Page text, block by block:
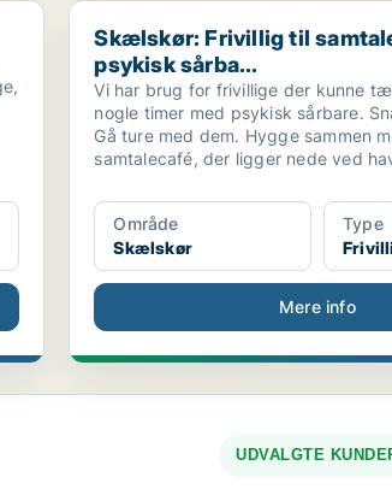
Skælskør: Frivillig til samtaler med
Skælskør: Frivillig til
psykisk sårba...
Vi har brug for frivillige der kunne
nogle timer med psykisk sårbare.
Gå ture med dem. Hygge sammen
samtalecafé, der ligger nede ved
Område
Skælskør
Type
Mere info
UDVALGTE